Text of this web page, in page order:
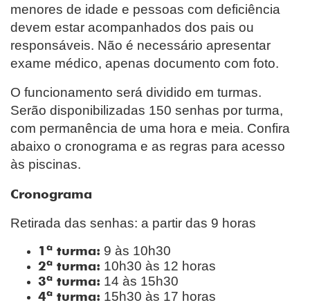
menores de idade e pessoas com deficiência
devem estar acompanhados dos pais ou
responsáveis. Não é necessário apresentar
exame médico, apenas documento com foto.
O funcionamento será dividido em turmas.
Serão disponibilizadas 150 senhas por turma,
com permanência de uma hora e meia. Confira
abaixo o cronograma e as regras para acesso
às piscinas.
Cronograma
Retirada das senhas: a partir das 9 horas
1ª turma: 9 às 10h30
2ª turma: 10h30 às 12 horas
3ª turma: 14 às 15h30
4ª turma: 15h30 às 17 horas